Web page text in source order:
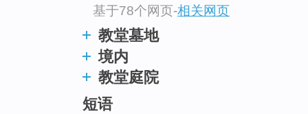
基于78个网页-相关网页
教堂墓地
境内
教堂庭院
短语